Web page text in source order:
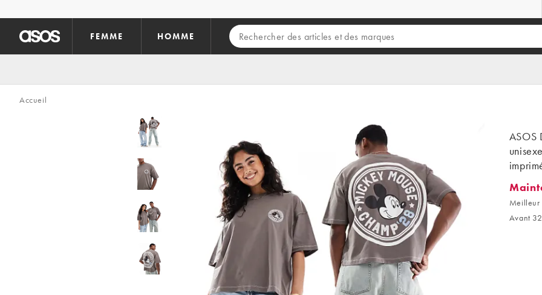
FEMME HOMME
Accueil
ASOS
Meilleur
Avant